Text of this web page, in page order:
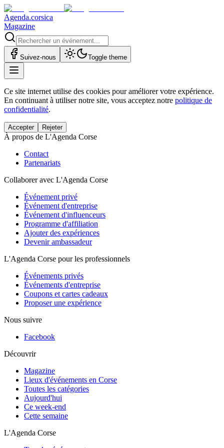
Agenda.corsica
Magazine
Suivez-nous Toggle theme
Ce site internet utilise des cookies pour améliorer votre expérience.
En continuant à utiliser notre site, vous acceptez notre politique de
confidentialité.
Accepter Rejeter
À propos de L'Agenda Corse
Contact
Partenariats
Collaborer avec L'Agenda Corse
Événement privé
Événement d'entreprise
Événement d'influenceurs
Programme d'affiliation
Ajouter des expériences
Devenir ambassadeur
L'Agenda Corse pour les professionnels
Événements privés
Événements d'entreprise
Coupons et cartes cadeaux
Proposer une expérience
Nous suivre
Facebook
Découvrir
Magazine
Lieux d'événements en Corse
Toutes les catégories
Aujourd'hui
Ce week-end
Cette semaine
L'Agenda Corse